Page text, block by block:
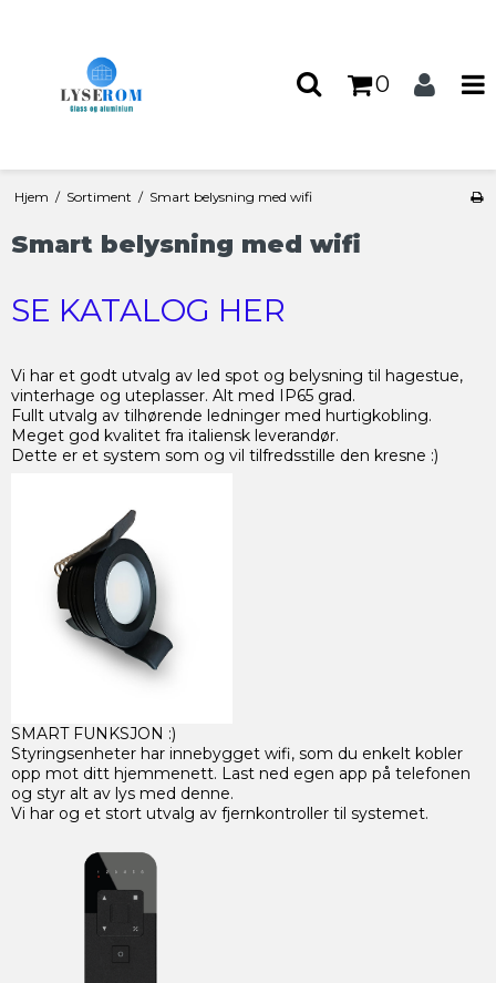
0
Hjem / Sortiment / Smart belysning med wifi
Smart belysning med wifi
SE KATALOG HER
Vi har et godt utvalg av led spot og belysning til hagestue,
vinterhage og uteplasser. Alt med IP65 grad.
Fullt utvalg av tilhørende ledninger med hurtigkobling.
Meget god kvalitet fra italiensk leverandør.
Dette er et system som og vil tilfredsstille den kresne :)
SMART FUNKSJON :)
Styringsenheter har innebygget wifi, som du enkelt kobler
opp mot ditt hjemmenett. Last ned egen app på telefonen
og styr alt av lys med denne.
Vi har og et stort utvalg av fjernkontroller til systemet.